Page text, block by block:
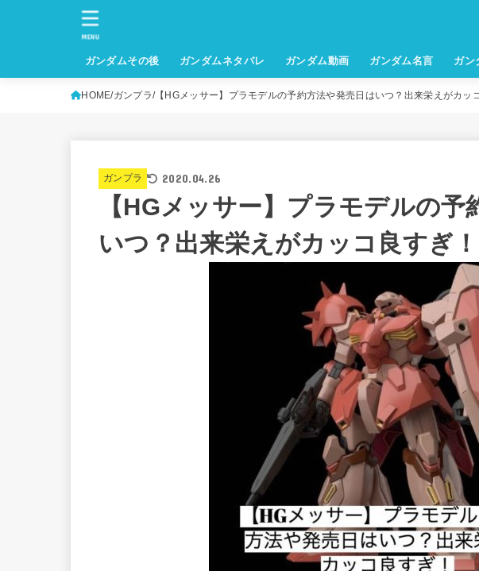
ガンダムその後 ガンダムネタバレ ガンダム動画 ガンダム名言 ガン
MENU
HOME ガンプラ 【HGメッサー】プラモデルの予約方法や発売日はいつ？出来栄えがカッ
ガンプラ 2020.04.26
【HGメッサー】プラモデルの予
いつ？出来栄えがカッコ良すぎ！